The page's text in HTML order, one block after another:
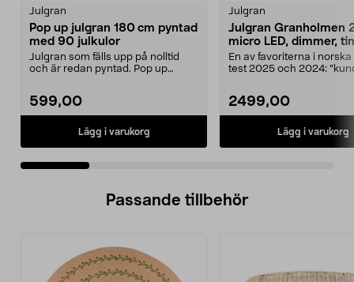
Julgran
Pop up julgran 180 cm pyntad
med 90 julkulor
Julgran som fälls upp på nolltid
och är redan pyntad. Pop up
599,00
Lägg i varukorg
Julgran
Julgran Granholmen
micro LED, dimmer,
En av favoriterna i norska
test 2025 och 2024:
2499,00
Lägg i varukorg
Passande tillbehör